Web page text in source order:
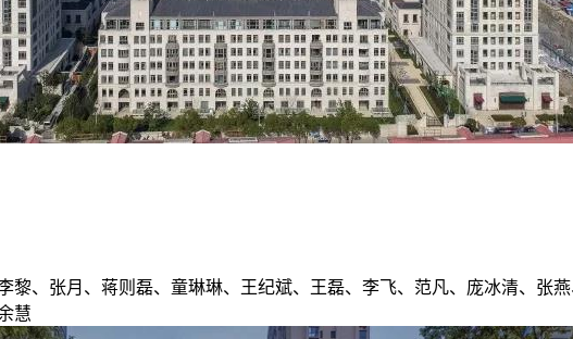
黎、张月、蒋则磊、童琳琳、王纪斌、王磊、李飞、范凡、庞冰清、张燕
慧